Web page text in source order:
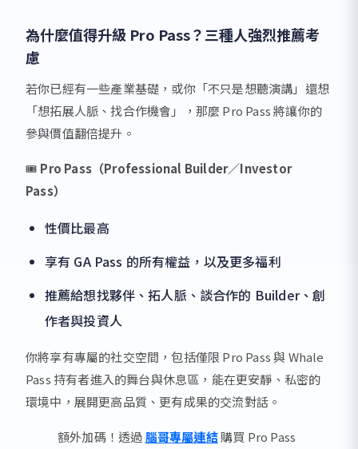
為什麼值得升級 Pro Pass？三種人強烈推薦考
慮
若你已經有一些產業基礎，或你「不只是想聽演講」還想
「想拓展人脈、找合作機會」，那麼 Pro Pass 將讓你的
參與價值翻倍提升。
🎟️ Pro Pass（Professional Builder／Investor
Pass）
性價比最高
享有 GA Pass 的所有權益，以及更多福利
推薦給想找夥伴、拓人脈、談合作的 Builder、創
作者與投資人
你將享有專屬的社交空間，包括僅限 Pro Pass 與 Whale
Pass 持有者進入的舞台與休息區，能在更安靜、私密的
環境中，展開更高品質、更有成果的交流對話。
額外加碼！透過 腦哥專屬連結購買 Pro Pass